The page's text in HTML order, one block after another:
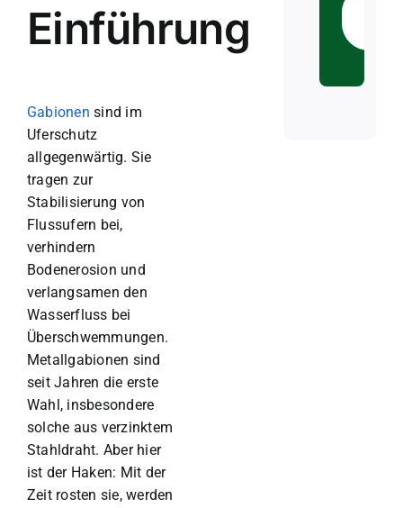
Einführung
Gabionen sind im
Uferschutz
allgegenwärtig. Sie
tragen zur
Stabilisierung von
Flussufern bei,
verhindern
Bodenerosion und
verlangsamen den
Wasserfluss bei
Überschwemmungen.
Metallgabionen sind
seit Jahren die erste
Wahl, insbesondere
solche aus verzinktem
Stahldraht. Aber hier
ist der Haken: Mit der
Zeit rosten sie, werden